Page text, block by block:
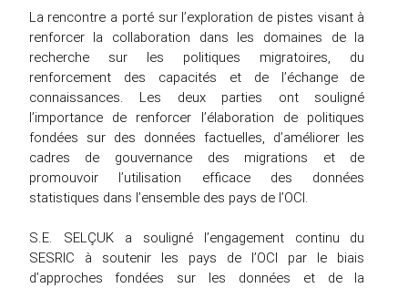
La rencontre a porté sur l’exploration de pistes visant à
renforcer la collaboration dans les domaines de la
recherche sur les politiques migratoires, du
renforcement des capacités et de l’échange de
connaissances. Les deux parties ont souligné
l’importance de renforcer l’élaboration de politiques
fondées sur des données factuelles, d’améliorer les
cadres de gouvernance des migrations et de
promouvoir l’utilisation efficace des données
statistiques dans l’ensemble des pays de l’OCI.
S.E. SELÇUK a souligné l’engagement continu du
SESRIC à soutenir les pays de l’OCI par le biais
d’approches fondées sur les données et de la